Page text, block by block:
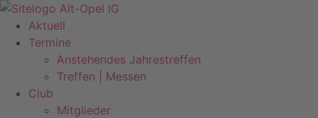
Zum
Inhalt
springen
Aktuell
Termine
Anstehendes Jahrestreffen
Treffen | Messen
Club
Mitglieder